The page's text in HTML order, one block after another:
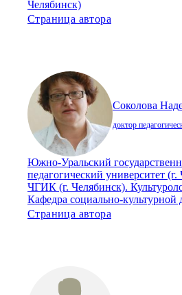
Челябинск)
Страница автора
Соколова
доктор
Южно-Уральский
педагогический университет
ЧГИК (г. Челябинск).
Кафедра социально-культурной
Страница автора